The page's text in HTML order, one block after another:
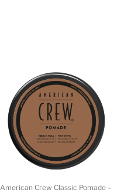
American Crew Classic Pomade –